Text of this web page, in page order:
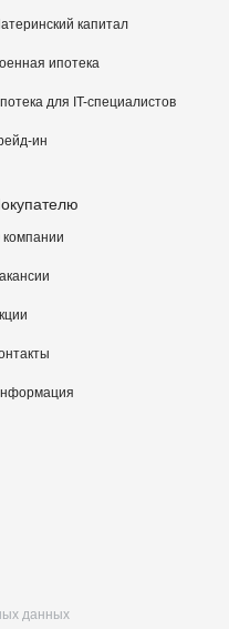
капитал
ипотека
для IT-специалистов
ин
данных